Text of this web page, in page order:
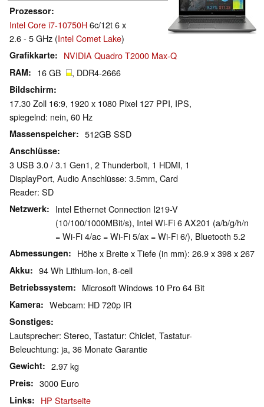
Prozessor
Intel Core i7-10750H6c/12t 6 x
2.6 - 5 GHz (Intel Comet Lake)
Grafikkarte NVIDIA Quadro T2000 Max-Q
RAM 16 GB , DDR4-2666
Bildschirm
17.30 Zoll 16:9, 1920 x 1080 Pixel 127 PPI, IPS,
spiegelnd: nein, 60 Hz
Massenspeicher 512GB SSD
Anschlüsse
3 USB 3.0 / 3.1 Gen1, 2 Thunderbolt, 1 HDMI, 1
DisplayPort, Audio Anschlüsse: 3.5mm, Card
Reader: SD
Netzwerk
Intel Ethernet Connection I219-V
(10/100/1000MBit/s), Intel Wi-Fi 6 AX201 (a/b/g/h/n
= Wi-Fi 4/ac = Wi-Fi 5/ax = Wi-Fi 6/), Bluetooth 5.2
Abmessungen Höhe x Breite x Tiefe (in mm): 26.9 x 398 x 267
Akku 94 Wh Lithium-Ion, 8-cell
Betriebssystem Microsoft Windows 10 Pro 64 Bit
Kamera Webcam: HD 720p IR
Sonstiges
Lautsprecher: Stereo, Tastatur: Chiclet, Tastatur-
Beleuchtung: ja, 36 Monate Garantie
Gewicht 2.97 kg
Preis 3000 Euro
Links HP Startseite